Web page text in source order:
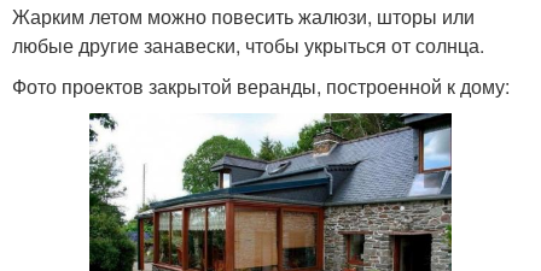
Жарким летом можно повесить жалюзи, шторы или
любые другие занавески, чтобы укрыться от солнца.
Фото проектов закрытой веранды, построенной к дому: